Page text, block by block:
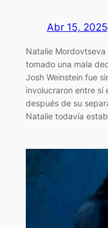
Abr 15, 2025
Natalie
tomado una mala
Josh Weinstein fue
involucraron entre sí
después de su
Natalie todavía